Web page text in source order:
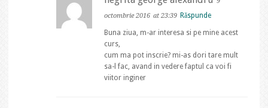
octombrie 2016 at 23:39 Răspunde
Buna ziua, m-ar interesa si pe mine acest
curs,
cum ma pot inscrie? mi-as dori tare mult
sa-l fac, avand in vedere faptul ca voi fi
viitor inginer